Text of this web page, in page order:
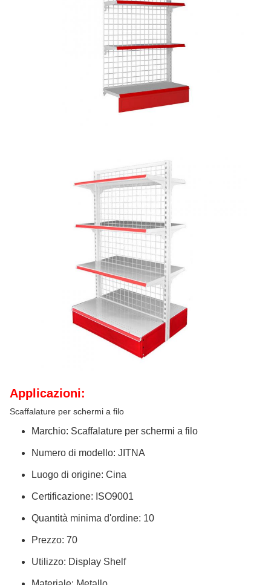
Applicazioni:
Scaffalature per schermi a filo
Marchio: Scaffalature per schermi a filo
Numero di modello: JITNA
Luogo di origine: Cina
Certificazione: ISO9001
Quantità minima d'ordine: 10
Prezzo: 70
Utilizzo: Display Shelf